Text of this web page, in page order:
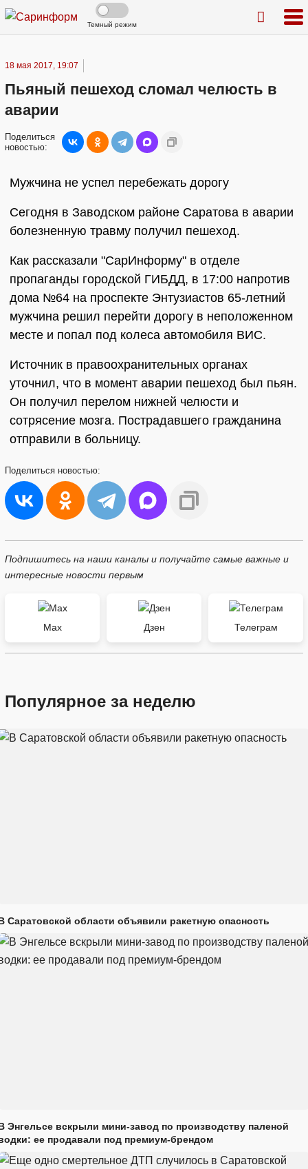
Темный режим
18 мая 2017, 19:07
Пьяный пешеход сломал челюсть в
аварии
Поделиться
новостью:
Мужчина не успел перебежать дорогу
Сегодня в Заводском районе Саратова в аварии
болезненную травму получил пешеход.
Как рассказали "СарИнформу" в отделе
пропаганды городской ГИБДД, в 17:00 напротив
дома №64 на проспекте Энтузиастов 65-летний
мужчина решил перейти дорогу в неположенном
месте и попал под колеса автомобиля ВИС.
Источник в правоохранительных органах
уточнил, что в момент аварии пешеход был пьян.
Он получил перелом нижней челюсти и
сотрясение мозга. Пострадавшего гражданина
отправили в больницу.
Поделиться новостью:
Подпишитесь на наши каналы и получайте самые важные и
интересные новости первым
Max Дзен Телеграм
Популярное за неделю
Саратовской области объявили ракетную опасность
Энгельсе вскрыли мини-завод по производству паленой
ее продавали под премиум-брендом